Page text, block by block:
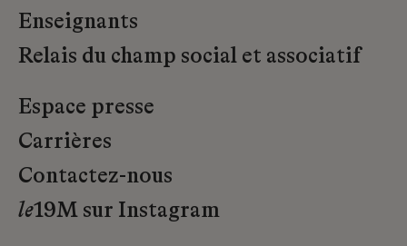
Enseignants
Relais du champ social et associatif
Espace presse
Carrières
Contactez-nous
le19M sur Instagram